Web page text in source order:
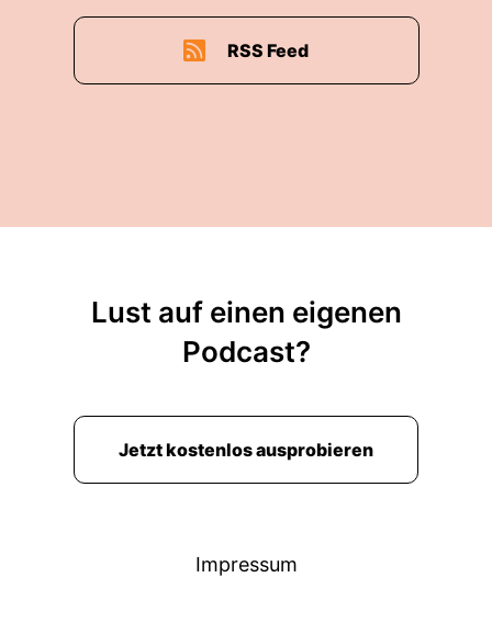
RSS Feed
Lust auf einen eigenen
Podcast?
Jetzt kostenlos ausprobieren
Impressum